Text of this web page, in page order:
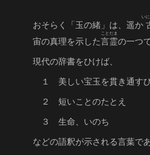
おそらく「玉の緒」は、遥か
い
宙の真理を示した言霊
ことだま
の一つ
現代の辞書をひけば、
１ 美しい宝玉を貫き通す
２ 短いことのたとえ
３ 生命、いのち
などの語釈が示される言葉であ